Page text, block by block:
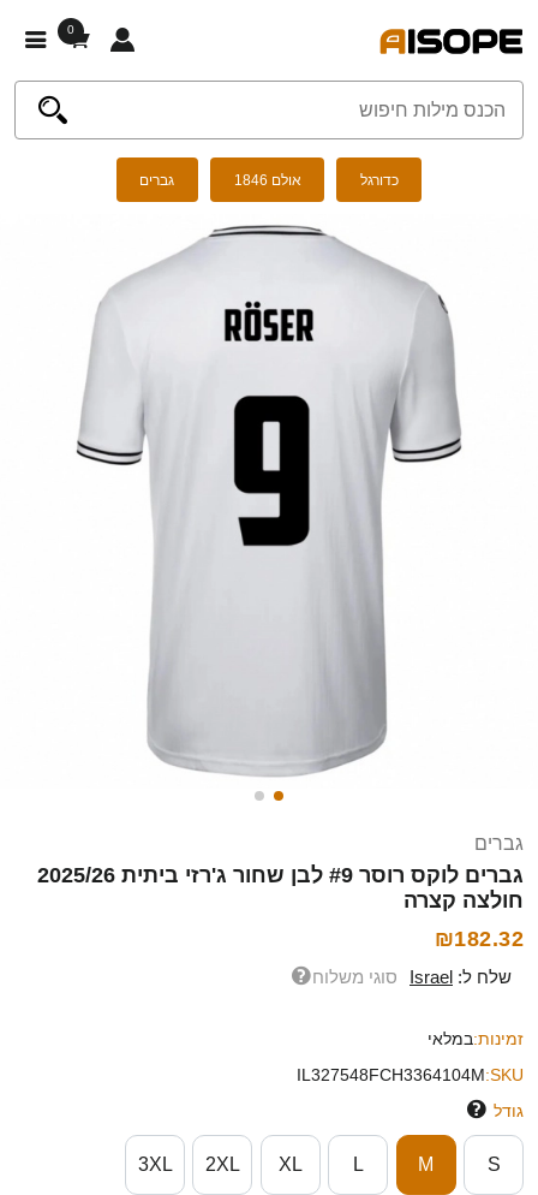
0
כדורגל אולם 1846 גברים
גברים
גברים לוקס רוסר #9 לבן שחור ג'רזי ביתית 2025/26
חולצה קצרה
₪182.32
שלח ל: Israel סוגי משלוח
זמינות:במלאי
SKU:
IL327548FCH3364104M
גודל
S
M
L
XL
2XL
3XL